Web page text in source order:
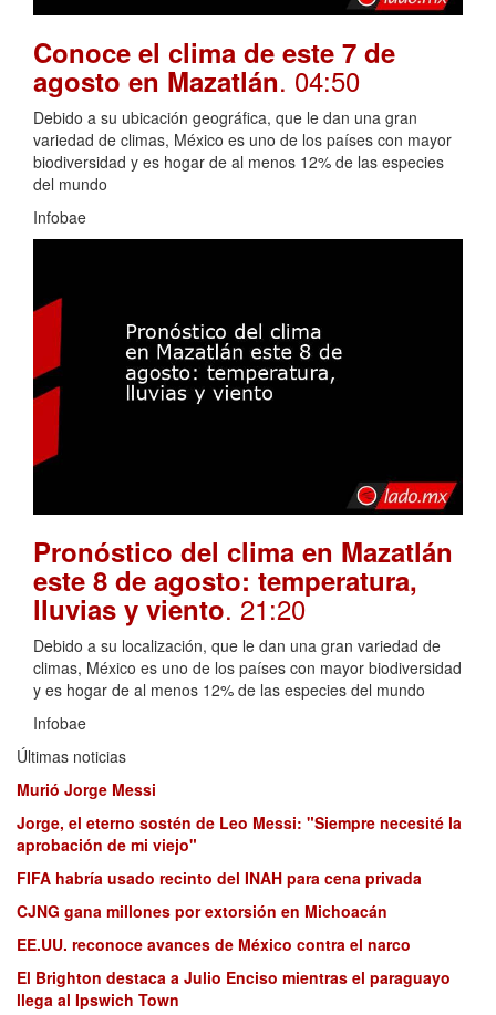
Conoce el clima de este 7 de
agosto en Mazatlán. 04:50
Debido a su ubicación geográfica, que le dan una gran
variedad de climas, México es uno de los países con mayor
biodiversidad y es hogar de al menos 12% de las especies
del mundo
Infobae
Pronóstico del clima en Mazatlán
este 8 de agosto: temperatura,
lluvias y viento. 21:20
Debido a su localización, que le dan una gran variedad de
climas, México es uno de los países con mayor biodiversidad
y es hogar de al menos 12% de las especies del mundo
Infobae
Últimas noticias
Murió Jorge Messi
Jorge, el eterno sostén de Leo Messi: "Siempre necesité la
aprobación de mi viejo"
FIFA habría usado recinto del INAH para cena privada
CJNG gana millones por extorsión en Michoacán
EE.UU. reconoce avances de México contra el narco
El Brighton destaca a Julio Enciso mientras el paraguayo
llega al Ipswich Town